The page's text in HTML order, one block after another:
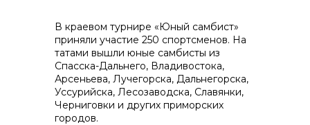
Контакты
В краевом турнире «Юный самбист»
приняли участие 250 спортсменов. На
татами вышли юные самбисты из
Спасска-Дальнего, Владивостока,
Арсеньева, Лучегорска, Дальнегорска,
Уссурийска, Лесозаводска, Славянки,
Черниговки и других приморских
городов.